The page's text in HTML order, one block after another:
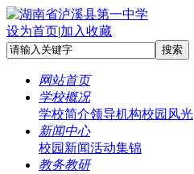
设为首页|加入收藏
网站首页
学校概况
学校简介领导机构校园风光
新闻中心
校园新闻活动集锦
教务教研